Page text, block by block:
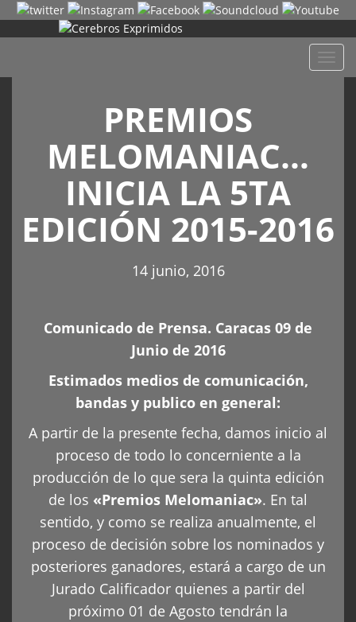
PREMIOS
MELOMANIAC…
INICIA LA 5TA
EDICIÓN 2015-2016
14 junio, 2016
Comunicado de Prensa. Caracas 09 de
Junio de 2016
Estimados medios de comunicación,
bandas y publico en general:
A partir de la presente fecha, damos inicio al
proceso de todo lo concerniente a la
producción de lo que sera la quinta edición
de los «Premios Melomaniac». En tal
sentido, y como se realiza anualmente, el
proceso de decisión sobre los nominados y
posteriores ganadores, estará a cargo de un
Jurado Calificador quienes a partir del
próximo 01 de Agosto tendrán la